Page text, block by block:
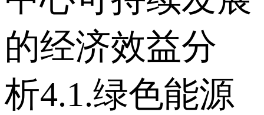
的经济效益分
析 4.1.绿色能源